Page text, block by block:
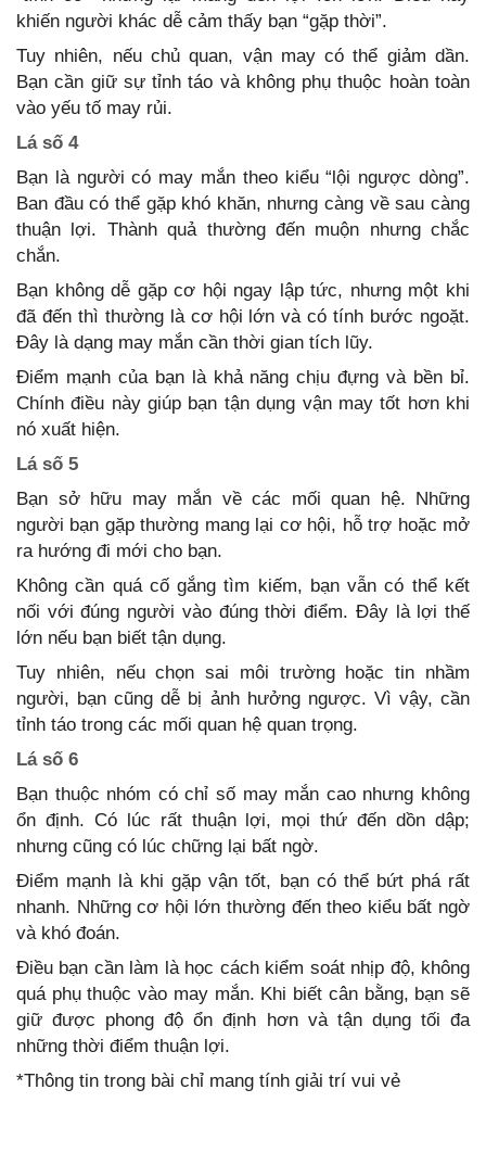
khiến người khác dễ cảm thấy bạn “gặp thời”.
Tuy nhiên, nếu chủ quan, vận may có thể giảm dần.
Bạn cần giữ sự tỉnh táo và không phụ thuộc hoàn toàn
vào yếu tố may rủi.
Lá số 4
Bạn là người có may mắn theo kiểu “lội ngược dòng”.
Ban đầu có thể gặp khó khăn, nhưng càng về sau càng
thuận lợi. Thành quả thường đến muộn nhưng chắc
chắn.
Bạn không dễ gặp cơ hội ngay lập tức, nhưng một khi
đã đến thì thường là cơ hội lớn và có tính bước ngoặt.
Đây là dạng may mắn cần thời gian tích lũy.
Điểm mạnh của bạn là khả năng chịu đựng và bền bỉ.
Chính điều này giúp bạn tận dụng vận may tốt hơn khi
nó xuất hiện.
Lá số 5
Bạn sở hữu may mắn về các mối quan hệ. Những
người bạn gặp thường mang lại cơ hội, hỗ trợ hoặc mở
ra hướng đi mới cho bạn.
Không cần quá cố gắng tìm kiếm, bạn vẫn có thể kết
nối với đúng người vào đúng thời điểm. Đây là lợi thế
lớn nếu bạn biết tận dụng.
Tuy nhiên, nếu chọn sai môi trường hoặc tin nhầm
người, bạn cũng dễ bị ảnh hưởng ngược. Vì vậy, cần
tỉnh táo trong các mối quan hệ quan trọng.
Lá số 6
Bạn thuộc nhóm có chỉ số may mắn cao nhưng không
ổn định. Có lúc rất thuận lợi, mọi thứ đến dồn dập;
nhưng cũng có lúc chững lại bất ngờ.
Điểm mạnh là khi gặp vận tốt, bạn có thể bứt phá rất
nhanh. Những cơ hội lớn thường đến theo kiểu bất ngờ
và khó đoán.
Điều bạn cần làm là học cách kiểm soát nhịp độ, không
quá phụ thuộc vào may mắn. Khi biết cân bằng, bạn sẽ
giữ được phong độ ổn định hơn và tận dụng tối đa
những thời điểm thuận lợi.
*Thông tin trong bài chỉ mang tính giải trí vui vẻ